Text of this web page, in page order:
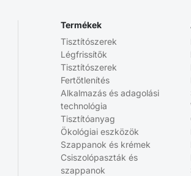
Termékek
Tisztítószerek
Légfrissítők
Tisztítószerek
Fertőtlenítés
Alkalmazás és adagolási
technológia
Tisztítóanyag
Ökológiai eszközök
Szappanok és krémek
Csiszolópaszták és
szappanok